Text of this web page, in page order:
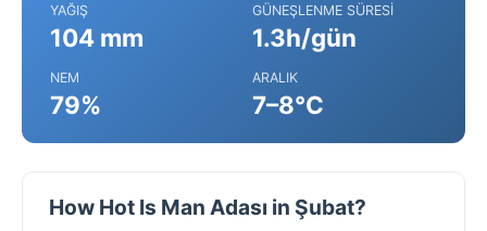
YAĞIŞ
104 mm
GÜNEŞLENME SÜRESI
1.3h/gün
NEM
79%
ARALIK
7–8°C
How Hot Is Man Adası in Şubat?